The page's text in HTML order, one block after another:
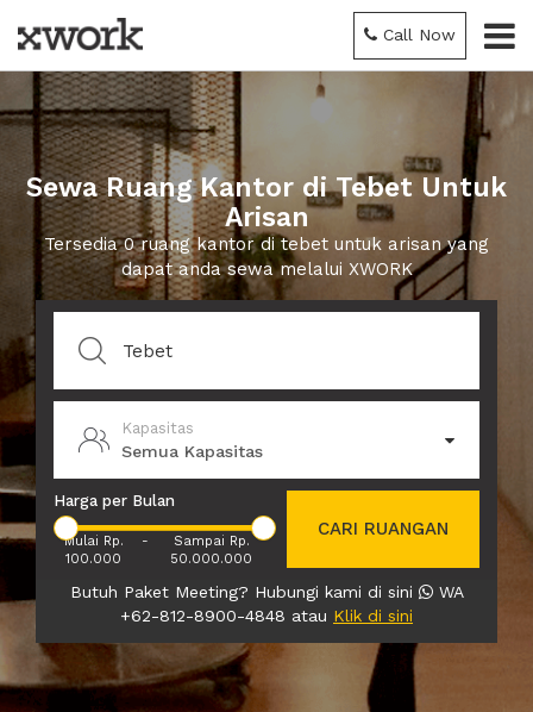
Call Now
Sewa Ruang Kantor di Tebet Untuk
Arisan
Tersedia 0 ruang kantor di tebet untuk arisan yang
dapat anda sewa melalui XWORK
Kapasitas
Semua Kapasitas
Harga per Bulan
Mulai Rp.
100.000
-
Sampai Rp.
50.000.000
CARI RUANGAN
Butuh Paket Meeting? Hubungi kami di sini
WA
+62-812-8900-4848 atau Klik di sini